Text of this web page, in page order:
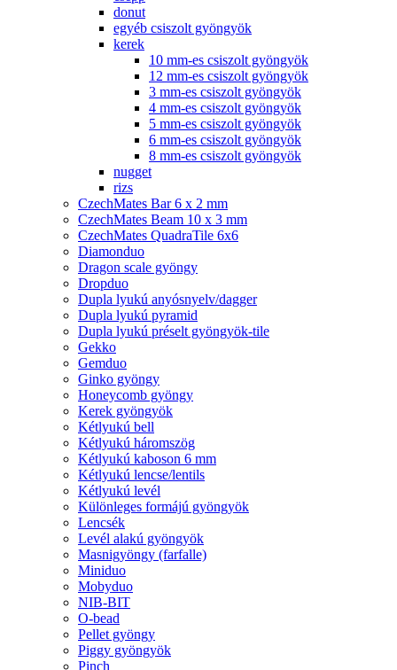
donut
egyéb csiszolt gyöngyök
kerek
10 mm-es csiszolt gyöngyök
12 mm-es csiszolt gyöngyök
3 mm-es csiszolt gyöngyök
4 mm-es csiszolt gyöngyök
5 mm-es csiszolt gyöngyök
6 mm-es csiszolt gyöngyök
8 mm-es csiszolt gyöngyök
nugget
rizs
CzechMates Bar 6 x 2 mm
CzechMates Beam 10 x 3 mm
CzechMates QuadraTile 6x6
Diamonduo
Dragon scale gyöngy
Dropduo
Dupla lyukú anyósnyelv/dagger
Dupla lyukú pyramid
Dupla lyukú préselt gyöngyök-tile
Gekko
Gemduo
Ginko gyöngy
Honeycomb gyöngy
Kerek gyöngyök
Kétlyukú bell
Kétlyukú háromszög
Kétlyukú kaboson 6 mm
Kétlyukú lencse/lentils
Kétlyukú levél
Különleges formájú gyöngyök
Lencsék
Levél alakú gyöngyök
Masnigyöngy (farfalle)
Miniduo
Mobyduo
NIB-BIT
O-bead
Pellet gyöngy
Piggy gyöngyök
Pinch